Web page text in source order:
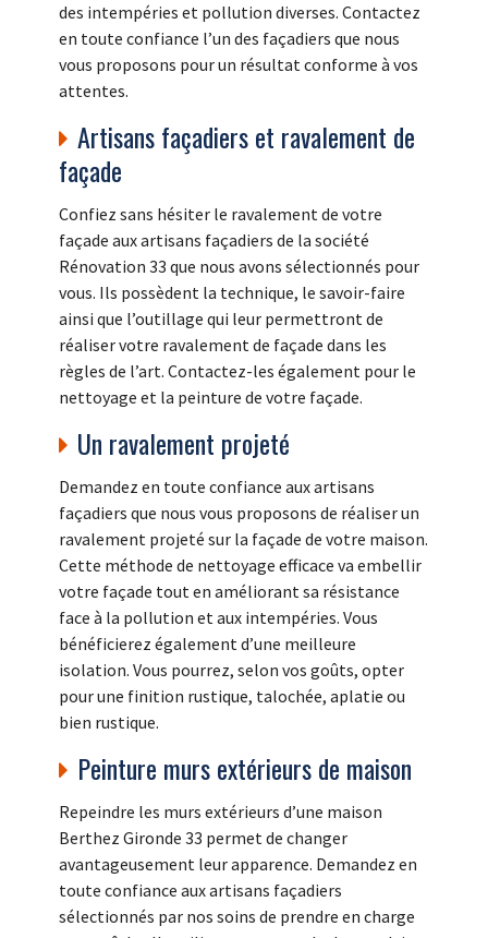
des intempéries et pollution diverses. Contactez
en toute confiance l’un des façadiers que nous
vous proposons pour un résultat conforme à vos
attentes.
Artisans façadiers et ravalement de
façade
Confiez sans hésiter le ravalement de votre
façade aux artisans façadiers de la société
Rénovation 33 que nous avons sélectionnés pour
vous. Ils possèdent la technique, le savoir-faire
ainsi que l’outillage qui leur permettront de
réaliser votre ravalement de façade dans les
règles de l’art. Contactez-les également pour le
nettoyage et la peinture de votre façade.
Un ravalement projeté
Demandez en toute confiance aux artisans
façadiers que nous vous proposons de réaliser un
ravalement projeté sur la façade de votre maison.
Cette méthode de nettoyage efficace va embellir
votre façade tout en améliorant sa résistance
face à la pollution et aux intempéries. Vous
bénéficierez également d’une meilleure
isolation. Vous pourrez, selon vos goûts, opter
pour une finition rustique, talochée, aplatie ou
bien rustique.
Peinture murs extérieurs de maison
Repeindre les murs extérieurs d’une maison
Berthez Gironde 33 permet de changer
avantageusement leur apparence. Demandez en
toute confiance aux artisans façadiers
sélectionnés par nos soins de prendre en charge